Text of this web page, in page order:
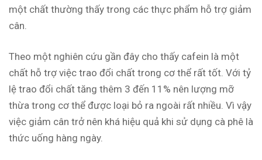
một chất thường thấy trong các thực phẩm hỗ trợ giảm
cân.
Theo một nghiên cứu gần đây cho thấy cafein là một
chất hỗ trợ việc trao đổi chất trong cơ thể rất tốt. Với tỷ
lệ trao đổi chất tăng thêm 3 đến 11% nên lượng mỡ
thừa trong cơ thể được loại bỏ ra ngoài rất nhiều. Vì vậy
việc giảm cân trở nên khá hiệu quả khi sử dụng cà phê là
thức uống hàng ngày.